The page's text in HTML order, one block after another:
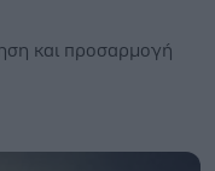
και προσαρμογή